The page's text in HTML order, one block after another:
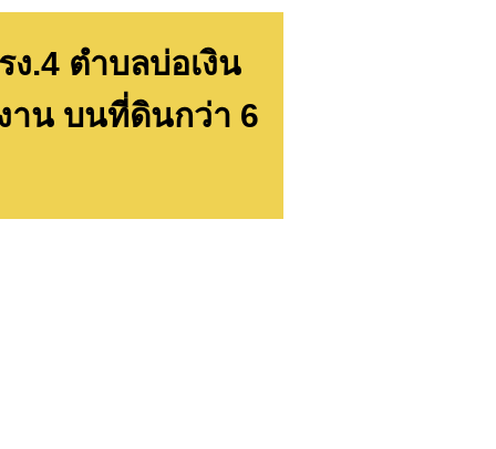
.4 ตำบลบ่อเงิน
าน บนที่ดินกว่า 6